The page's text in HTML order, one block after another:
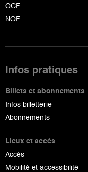
OCF
NOF
Infos pratiques
Billets et abonnements
Infos billetterie
Abonnements
Lieux et accès
Accès
Mobilité et accessibilité